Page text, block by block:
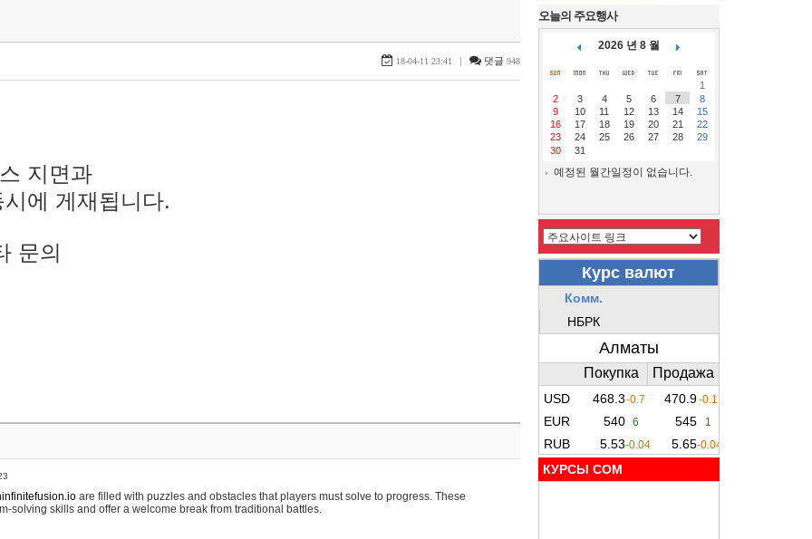
18-04-11 23:41 | 댓글 948
지면과
에 게재됩니다.
문의
are filled with puzzles and obstacles that players must solve to progress. These
solving skills and offer a welcome break from traditional battles.
오늘의 주요행사
2026 년 8 월
1
2
3 4 5 6 7
8
9
10 11 12 13 14
15
16
17 18 19 20 21
22
23
24 25 26 27 28
29
30
31
예정된 월간일정이 없습니다.
КУРСЫ COM